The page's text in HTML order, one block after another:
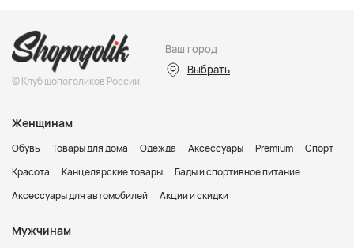
© Клуб шопоголиков России
Ваш город
Выбрать
Женщинам
Обувь Товары для дома Одежда Аксессуары Premium
Спорт
Красота
Канцелярские товары
Бады и спортивное питание
Аксессуары для автомобилей
Акции и скидки
Мужчинам